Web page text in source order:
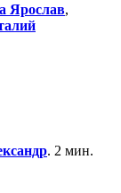
Ярослав,
. 2 мин.